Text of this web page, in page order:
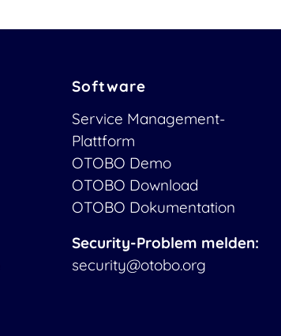
Software
Service Management-
Plattform
OTOBO Demo
OTOBO Download
OTOBO Dokumentation
Security-Problem melden:
security@otobo.org